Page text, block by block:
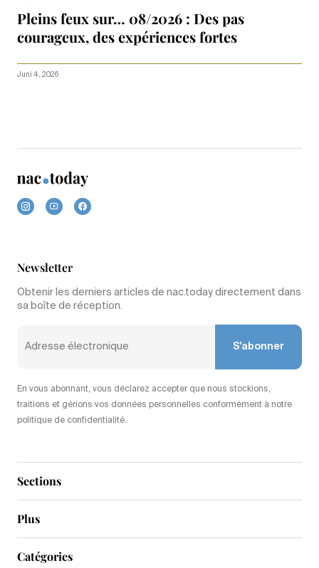
Pleins feux sur… 08/2026 : Des pas
courageux, des expériences fortes
Juni 4, 2026
Sections
Plus
Newsletter
Obtenir les derniers articles de nac.today directement dans
sa boîte de réception.
S'abonner
En vous abonnant, vous déclarez accepter que nous stockions,
traitions et gérions vos données personnelles conformément à notre
politique de confidentialité.
Catégories